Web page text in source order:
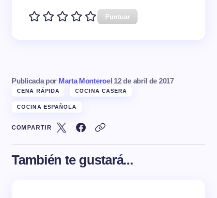
Puntuar
Publicada por Marta Monteroel 12 de abril de 2017
CENA RÁPIDA COCINA CASERA
COCINA ESPAÑOLA
COMPARTIR
También te gustará...